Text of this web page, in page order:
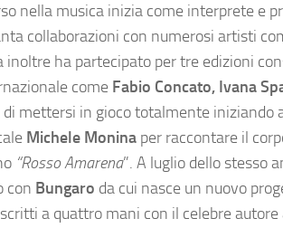
nella musica inizia come interprete e
collaborazioni con numerosi artisti
inoltre ha partecipato per tre edizioni
come Fabio Concato, Ivana
mettersi in gioco totalmente iniziando
Michele Monina per raccontare il
“Rosso Amarena”. A luglio dello stesso
con Bungaro da cui nasce un nuovo
a quattro mani con il celebre